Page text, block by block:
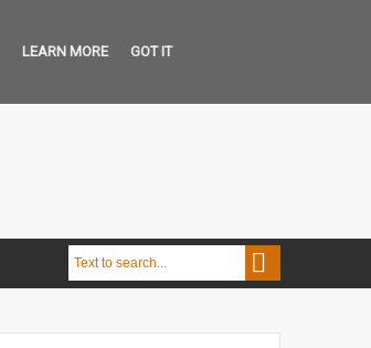
LEARN MORE GOT IT